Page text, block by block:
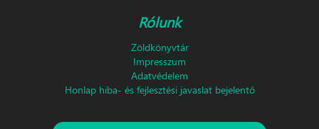
Rólunk
Zöldkönyvtár
Impresszum
Adatvédelem
Honlap hiba- és fejlesztési javaslat bejelentő